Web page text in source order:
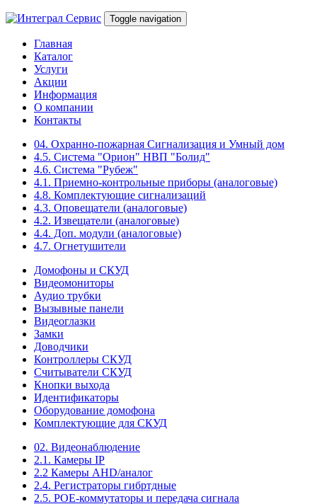
Toggle navigation
Главная
Каталог
Услуги
Акции
Информация
О компании
Контакты
04. Охранно-пожарная Сигнализация и Умный дом
4.5. Система "Орион" НВП "Болид"
4.6. Система "Рубеж"
4.1. Приемно-контрольные приборы (аналоговые)
4.8. Комплектующие сигнализаций
4.3. Оповещатели (аналоговые)
4.2. Извещатели (аналоговые)
4.4. Доп. модули (аналоговые)
4.7. Огнетушители
Домофоны и СКУД
Видеомониторы
Аудио трубки
Вызывные панели
Видеоглазки
Замки
Доводчики
Контроллеры СКУД
Считыватели СКУД
Кнопки выхода
Идентификаторы
Оборудование домофона
Комплектующие для СКУД
02. Видеонаблюдение
2.1. Камеры IP
2.2 Камеры AHD/аналог
2.4. Регистраторы гибртдные
2.5. РОЕ-коммутаторы и передача сигнала